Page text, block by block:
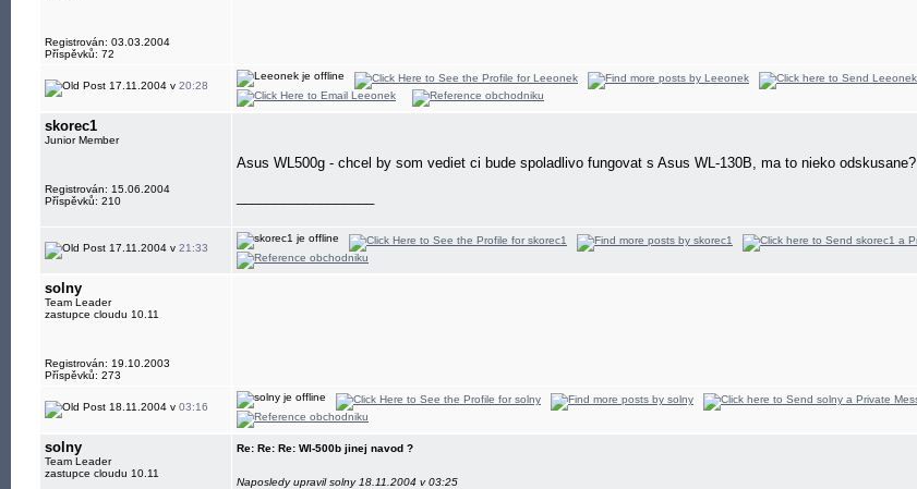
Registrován: 03.03.2004
Příspěvků: 72
17.11.2004 v 20:28
skorec1
Junior Member
Registrován: 15.06.2004
Příspěvků: 210
Asus WL500g - chcel by som vediet ci bude spoladlivo fungovat s Asus WL-130B, ma to nieko odskusane?
17.11.2004 v 21:33
solny
Team Leader
zastupce cloudu 10.11
Registrován: 19.10.2003
Příspěvků: 273
18.11.2004 v 03:16
solny
Team Leader
zastupce cloudu 10.11
Re: Re: Re: Wl-500b jinej navod ?
Naposledy upravil solny 18.11.2004 v 03:25